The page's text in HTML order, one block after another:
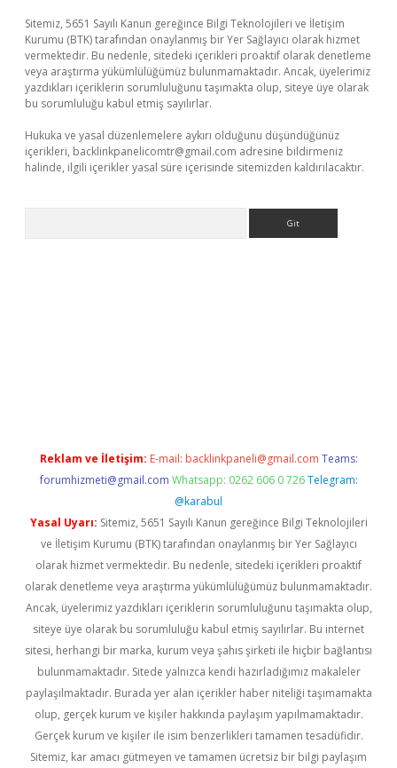
Sitemiz, 5651 Sayılı Kanun gereğince Bilgi Teknolojileri ve İletişim
Kurumu (BTK) tarafından onaylanmış bir Yer Sağlayıcı olarak hizmet
vermektedir. Bu nedenle, sitedeki içerikleri proaktif olarak denetleme
veya araştırma yükümlülüğümüz bulunmamaktadır. Ancak, üyelerimiz
yazdıkları içeriklerin sorumluluğunu taşımakta olup, siteye üye olarak
bu sorumluluğu kabul etmiş sayılırlar.
Hukuka ve yasal düzenlemelere aykırı olduğunu düşündüğünüz
içerikleri, backlinkpanelicomtr@gmail.com adresine bildirmeniz
halinde, ilgili içerikler yasal süre içerisinde sitemizden kaldırılacaktır.
Reklam ve İletişim: E-mail: backlinkpaneli@gmail.com Teams:
forumhizmeti@gmail.com Whatsapp: 0262 606 0 726 Telegram:
@karabul
Yasal Uyarı: Sitemiz, 5651 Sayılı Kanun gereğince Bilgi Teknolojileri
ve İletişim Kurumu (BTK) tarafından onaylanmış bir Yer Sağlayıcı
olarak hizmet vermektedir. Bu nedenle, sitedeki içerikleri proaktif
olarak denetleme veya araştırma yükümlülüğümüz bulunmamaktadır.
Ancak, üyelerimiz yazdıkları içeriklerin sorumluluğunu taşımakta olup,
siteye üye olarak bu sorumluluğu kabul etmiş sayılırlar. Bu internet
sitesi, herhangi bir marka, kurum veya şahıs şirketi ile hiçbir bağlantısı
bulunmamaktadır. Sitede yalnızca kendi hazırladığımız makaleler
paylaşılmaktadır. Burada yer alan içerikler haber niteliği taşımamakta
olup, gerçek kurum ve kişiler hakkında paylaşım yapılmamaktadır.
Gerçek kurum ve kişiler ile isim benzerlikleri tamamen tesadüfidir.
Sitemiz, kar amacı gütmeyen ve tamamen ücretsiz bir bilgi paylaşım